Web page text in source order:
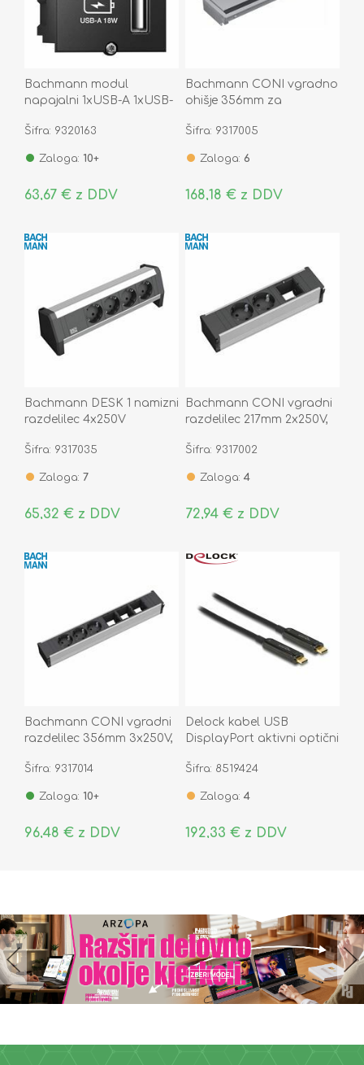
Bachmann modul
napajalni 1xUSB-A 1xUSB-
Šifra: 9320163
Zaloga: 10+
63,67 € z DDV
Bachmann CONI vgradno
ohišje 356mm za
338.0205
Šifra: 9317005
Zaloga: 6
168,18 € z DDV
Bachmann DESK 1 namizni
razdelilec 4x250V
Šifra: 9317035
Zaloga: 7
65,32 € z DDV
Bachmann CONI vgradni
razdelilec 217mm 2x250V,
Šifra: 9317002
Zaloga: 4
72,94 € z DDV
Bachmann CONI vgradni
razdelilec 356mm 3x250V,
Šifra: 9317014
Zaloga: 10+
96,48 € z DDV
Delock kabel USB
DisplayPort aktivni optični
84126
Šifra: 8519424
Zaloga: 4
192,33 € z DDV